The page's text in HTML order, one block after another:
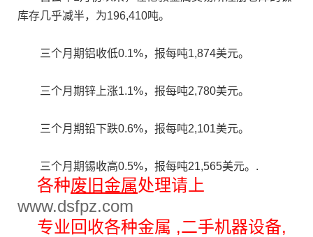
库存几乎减半，为196,410吨。
三个月期铝收低0.1%，报每吨1,874美元。
三个月期锌上涨1.1%，报每吨2,780美元。
三个月期铅下跌0.6%，报每吨2,101美元。
三个月期锡收高0.5%，报每吨21,565美元。.
各种废旧金属处理请上
www.dsfpz.com
专业回收各种金属 ,二手机器设备,